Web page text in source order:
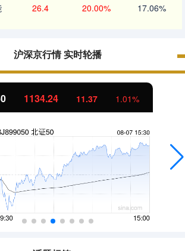
26.4 20.00% 17.06%
沪深京行情 实时轮播
1134.24 11.37 1.01%